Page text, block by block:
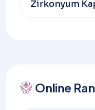
Zirkonyum
Online